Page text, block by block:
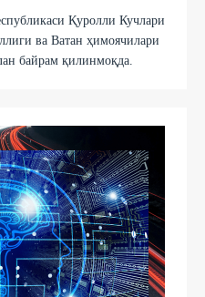
Қуролли Кучлари
ва Ватан ҳимоячилари
байрам қилинмоқда.